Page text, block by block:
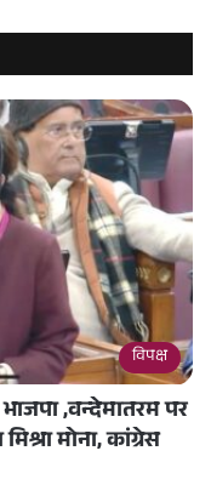
विपक्ष
,वन्देमातरम पर
मोना, कांग्रेस